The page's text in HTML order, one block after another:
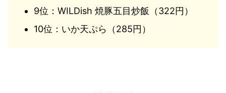
9位：WILDish 焼豚五目炒飯（322円）
10位：いか天ぷら（285円）